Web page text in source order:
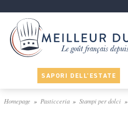
SAPORI DELL'ESTATE
Homepage Pasticceria Stampi per dolci